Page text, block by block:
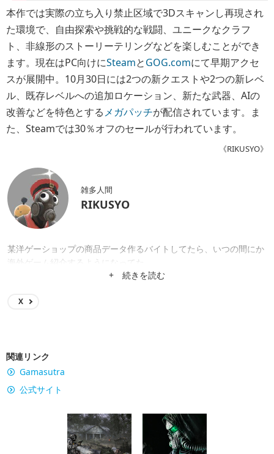
本作では実際の立ち入り禁止区域で3Dスキャンし再現され
た環境で、自由探索や挑戦的な戦闘、ユニークなクラフ
ト、非線形のストーリーテリングなどを楽しむことができ
ます。現在はPC向けにSteamとGOG.comにて早期アクセ
スが展開中。10月30日には2つの新クエストや2つの新レベ
ル、既存レベルへの追加ロケーション、新たな武器、AIの
改善などを特色とするメガパッチが配信されています。ま
た、Steamでは30％オフのセールが行われています。
《RIKUSYO》
雑多人間
RIKUSYO
某洋ゲーショップの商品データ作るバイトしてたら、いつの間にか
海外ゲーム紹介するようになってた。
+ 続きを読む
X
関連リンク
Gamasutra
公式サイト